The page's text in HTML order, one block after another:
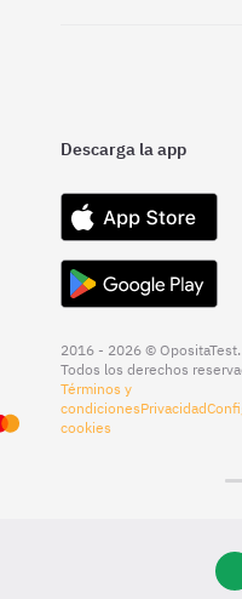
Descarga la app
2016 - 2026 © OpositaTest.
Todos los derechos
Términos y
condicionesPrivacidad
cookies